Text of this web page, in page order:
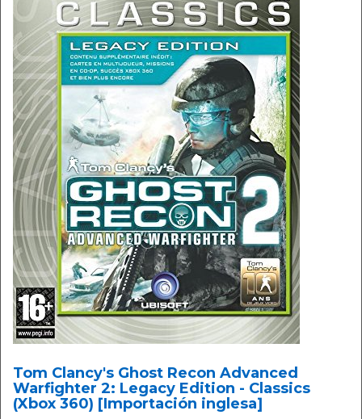
Tom Clancy's Ghost Recon Advanced
Warfighter 2: Legacy Edition - Classics
(Xbox 360) [Importación inglesa]